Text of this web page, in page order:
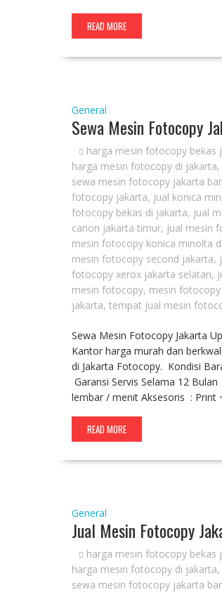
READ MORE
General
Sewa Mesin Fotocopy
harga mesin fotocopy bekas
harga mesin fotocopy di jakarta,
sewa mesin fotocopy jakarta
fotocopy jakarta, jual konica
fotocopy bekas di jakarta, jual
canon jakarta timur, jual mesin
mesin fotocopy konica minolta
mesin fotocopy second jakarta,
fotocopy xerox jakarta selatan,
mesin fotocopy, mesin
jakarta, tempat jual mesin
Sewa Mesin Fotocopy Jakarta
Kantor harga murah dan
di Jakarta Fotocopy. Kondisi
Garansi Servis Selama 12
lembar / menit Aksesoris : Print
READ MORE
General
Jual Mesin Fotocopy
harga mesin fotocopy bekas
harga mesin fotocopy di jakarta,
sewa mesin fotocopy jakarta